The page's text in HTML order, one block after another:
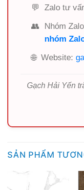
💬
Zalo tư
👥
Nhóm
nhóm
🌐 Website:
Gạch Hải Yến
SẢN PHẨM